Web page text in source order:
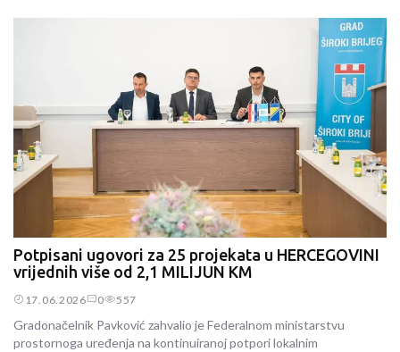
Potpisani ugovori za 25 projekata u HERCEGOVINI
vrijednih više od 2,1 MILIJUN KM
17.06.2026 0 557
Gradonačelnik Pavković zahvalio je Federalnom ministarstvu
prostornoga uređenja na kontinuiranoj potpori lokalnim